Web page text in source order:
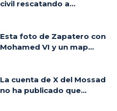
civil rescatando a...
Esta foto de Zapatero con
Mohamed VI y un map...
La cuenta de X del Mossad
no ha publicado que...